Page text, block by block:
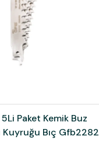
5Li Paket Kemik Buz
Kuyruğu Bıç Gfb2282